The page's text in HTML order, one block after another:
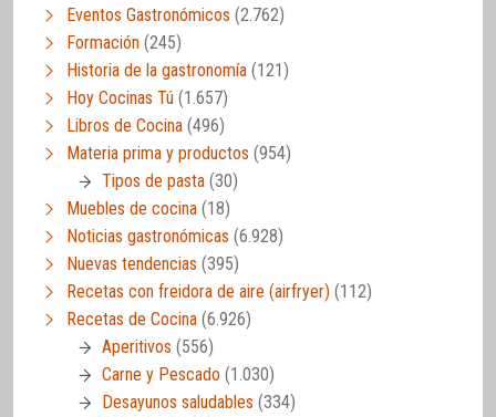
Eventos Gastronómicos (2.762)
Formación (245)
Historia de la gastronomía (121)
Hoy Cocinas Tú (1.657)
Libros de Cocina (496)
Materia prima y productos (954)
Tipos de pasta (30)
Muebles de cocina (18)
Noticias gastronómicas (6.928)
Nuevas tendencias (395)
Recetas con freidora de aire (airfryer) (112)
Recetas de Cocina (6.926)
Aperitivos (556)
Carne y Pescado (1.030)
Desayunos saludables (334)